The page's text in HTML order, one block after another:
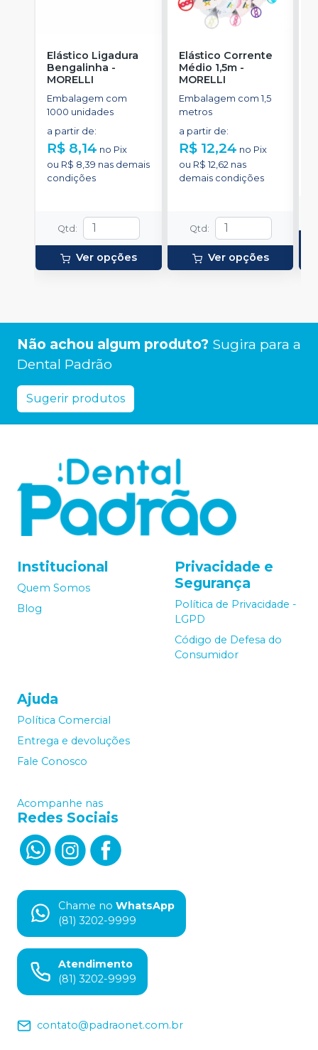
Elástico Ligadura
Bengalinha -
MORELLI
Embalagem com
1000 unidades
a partir de:
R$ 8,14 no Pix
ou R$ 8,39 nas demais
condições
Qtd:
Ver opções
Elástico Corrente
Médio 1,5m-
MORELLI
Embalagem com 1,5
metros
a partir de:
R$ 12,24 no Pix
ou R$ 12,62nas
demais condições
Qtd:
Ver opções
Não achou algum produto? Sugira para a
Dental Padrão
Sugerir produtos
Institucional
Quem Somos
Blog
Privacidade e
Segurança
Política de Privacidade -
LGPD
Código de Defesa do
Consumidor
Ajuda
Política Comercial
Entrega e devoluções
Fale Conosco
Acompanhe nas
Redes Sociais
Chame no WhatsApp
(81) 3202-9999
Atendimento
(81) 3202-9999
contato@padraonet.com.br